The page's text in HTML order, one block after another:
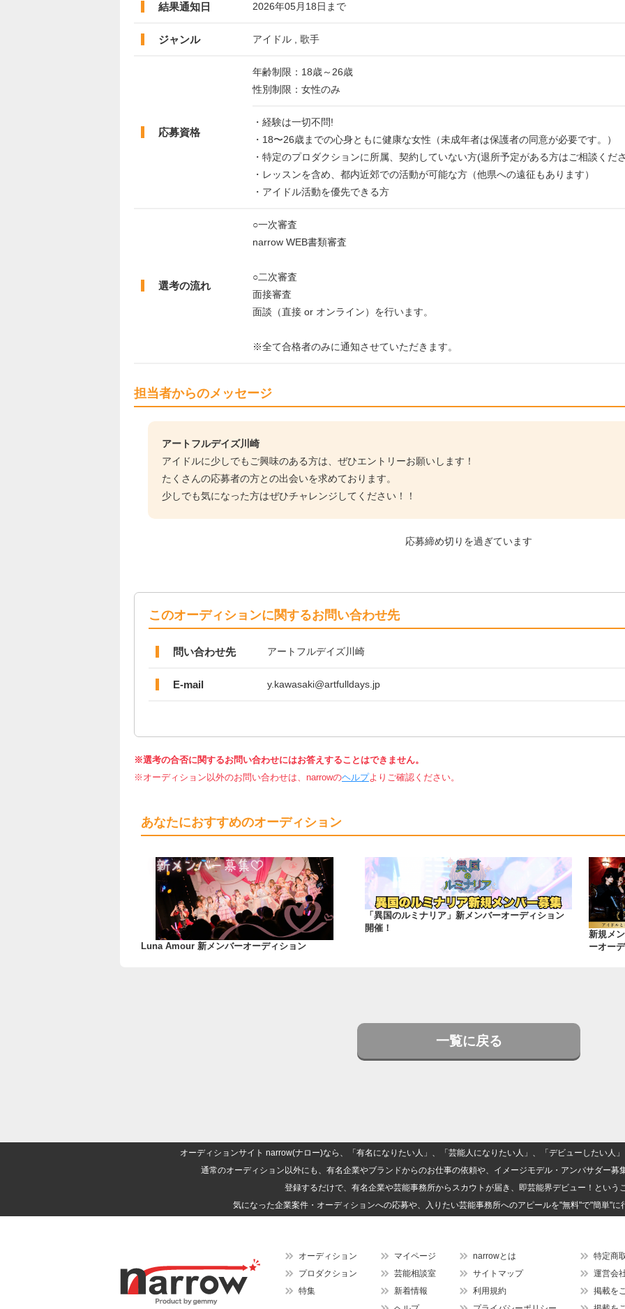
結果通知日 2026年05月18日まで
ジャンル アイドル , 歌手
応募資格
年齢制限：18歳～26歳
性別制限：女性のみ
・経験は一切不問!
・18〜26歳までの心身ともに健康な女性（未成年者は保護者の同意が必要です。）
・特定のプロダクションに所属、契約していない方(退所予定がある方はご相談くだ
・レッスンを含め、都内近郊での活動が可能な方（他県への遠征もあります）
・アイドル活動を優先できる方
選考の流れ
○一次審査
narrow WEB書類審査
○二次審査
面接審査
面談（直接 or オンライン）を行います。
※全て合格者のみに通知させていただきます。
担当者からのメッセージ
アートフルデイズ川崎
アイドルに少しでもご興味のある方は、ぜひエントリーお願いします！
たくさんの応募者の方との出会いを求めております。
少しでも気になった方はぜひチャレンジしてください！！
応募締め切りを過ぎています
このオーディションに関するお問い合わせ先
問い合わせ先 アートフルデイズ川崎
E-mail y.kawasaki@artfulldays.jp
※選考の合否に関するお問い合わせにはお答えすることはできません。
※オーディション以外のお問い合わせは、narrowのヘルプよりご確認ください。
あなたにおすすめのオーディション
Luna Amour 新メンバーオーディション
「異国のルミナリア」新メンバーオーディション
開催！
新規メ
ーオー
一覧に戻る
オーディションサイト narrow(ナロー)なら、「有名になりたい人」、「芸能人になりたい人」、「デビューしたい人
通常のオーディション以外にも、有名企業やブランドからのお仕事の依頼や、イメージモデル・アンバサダー募
登録するだけで、有名企業や芸能事務所からスカウトが届き、即芸能界デビュー！という
気になった企業案件・オーディションへの応募や、入りたい芸能事務所へのアピールを"無料"で"簡単"に
オーディション
プロダクション
特集
マイページ
芸能相談室
新着情報
narrowとは
サイトマップ
利用規約
特定商
運営会
掲載を